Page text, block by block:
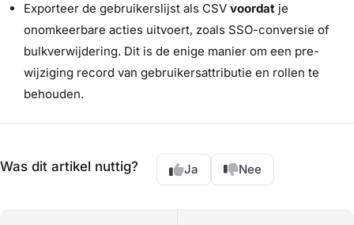
Exporteer de gebruikerslijst als CSV voordat je
onomkeerbare acties uitvoert, zoals SSO-conversie of
bulkverwijdering. Dit is de enige manier om een pre-
wijziging record van gebruikersattributie en rollen te
behouden.
Was dit artikel nuttig? Ja Nee